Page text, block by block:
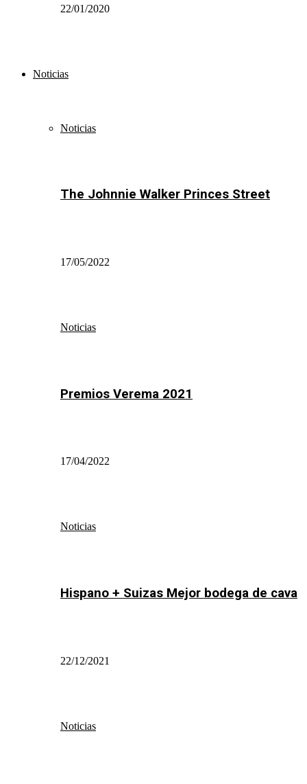
22/01/2020
Noticias
Noticias
The Johnnie Walker Princes Street
17/05/2022
Noticias
Premios Verema 2021
17/04/2022
Noticias
Hispano + Suizas Mejor bodega de cava
22/12/2021
Noticias